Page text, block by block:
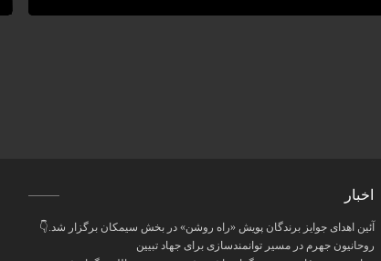
اخبار
آئین اهدای جوایز برندگان پویش «راه روشن» در بخش سیمکان برگزار شد.👇
روحانیون جهرم در مسیر توانمندسازی برای جهاد تبیین